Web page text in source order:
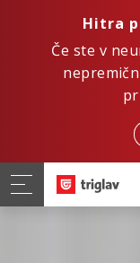
Hitra
Če ste v